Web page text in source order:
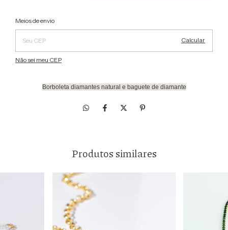
Entregas para o CEP:
Meios de envio
Calcular
Não sei meu CEP
Borboleta diamantes natural e baguete de diamante
Produtos similares